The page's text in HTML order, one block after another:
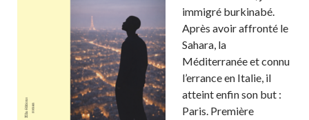
immigré burkinabé.
Après avoir affronté le
Sahara, la
Méditerranée et connu
l’errance en Italie, il
atteint enfin son but :
Paris. Première